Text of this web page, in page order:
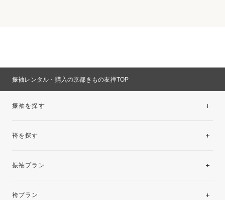
振袖レンタル・購入の京都きもの友禅TOP
振袖を探す
袴を探す
振袖プラン
レンタルプラン
袴プラン